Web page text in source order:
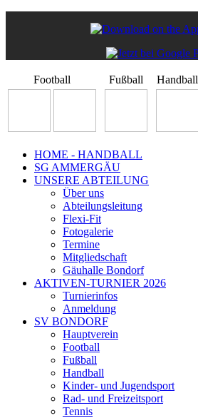
Football Fußball Handball
HOME - HANDBALL
SG AMMERGÄU
UNSERE ABTEILUNG
Über uns
Abteilungsleitung
Flexi-Fit
Fotogalerie
Termine
Mitgliedschaft
Gäuhalle Bondorf
AKTIVEN-TURNIER 2026
Turnierinfos
Anmeldung
SV BONDORF
Hauptverein
Football
Fußball
Handball
Kinder- und Jugendsport
Rad- und Freizeitsport
Tennis